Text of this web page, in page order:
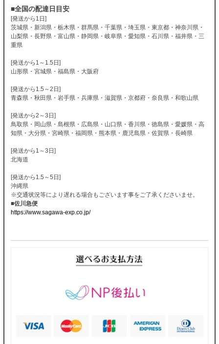
■全国の配達日目安
[発送から1日]
茨城県・新潟県・栃木県・群馬県・千葉県・埼玉県・東京都・神奈川県・
山梨県・長野県・富山県・静岡県・岐阜県・愛知県・石川県・福井県・三
重県
[発送から1～1.5日]
山形県・宮城県・福島県・大阪府
[発送から1.5～2日]
青森県・秋田県・岩手県・兵庫県・滋賀県・京都府・奈良県・和歌山県
[発送から2～3日]
鳥取県・岡山県・島根県・広島県・山口県・香川県・徳島県・愛媛県・高
知県・大分県・宮崎県・福岡県・熊本県・鹿児島県・佐賀県・長崎県
[発送から1～3日]
北海道
[発送から1.5～5日]
沖縄県
※交通状況等により遅れる場合もございます事をご了承くださいませ。
■佐川急便
https://www.sagawa-exp.co.jp/